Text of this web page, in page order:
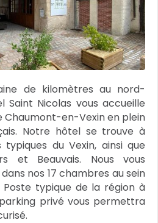
de kilomètres au nord-
Saint Nicolas vous accueille
Chaumont-en-Vexin en plein
Notre hôtel se trouve à
du Vexin, ainsi que
et Beauvais. Nous vous
nos 17 chambres au sein
typique de la région à
privé vous permettra